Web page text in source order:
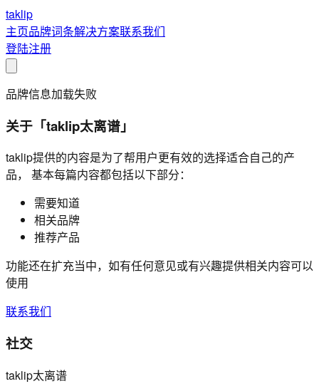
taklip
主页品牌词条解决方案联系我们
登陆注册
品牌信息加载失败
关于「taklip太离谱」
taklip提供的内容是为了帮用户更有效的选择适合自己的产
品， 基本每篇内容都包括以下部分：
需要知道
相关品牌
推荐产品
功能还在扩充当中，如有任何意见或有兴趣提供相关内容可以
使用
联系我们
社交
taklip太离谱